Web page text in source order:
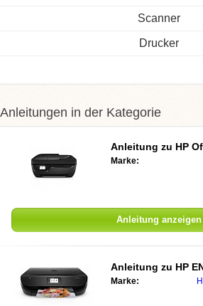
Scanner
Drucker
Anleitungen in der Kategorie
Anleitung zu HP
Marke:
Anleitung anzeigen
Anleitung zu HP
Marke: